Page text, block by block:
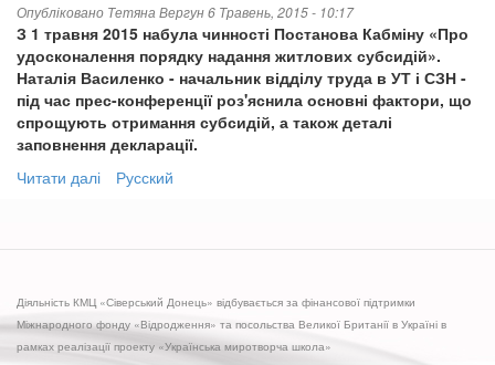
Опубліковано Тетяна Вергун6 Травень, 2015 - 10:17
З 1 травня 2015 набула чинності Постанова Кабміну «Про
удосконалення порядку надання житлових субсидій».
Наталія Василенко - начальник відділу труда в УТ і СЗН -
під час прес-конференції роз'яснила основні фактори, що
спрощують отримання субсидій, а також деталі
заповнення декларації.
Читати далі проРусский
Діяльність КМЦ «Сіверський Донець» відбувається за фінансової підтримки
Міжнародного фонду «Відродження» та посольства Великої Британії в Україні в
рамках реалізації проекту «Українська миротворча школа»